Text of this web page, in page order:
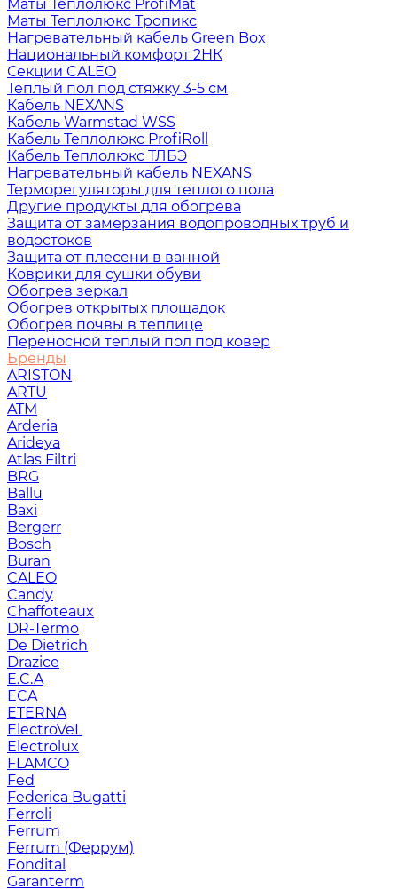
Маты Теплолюкс ProfiMat
Маты Теплолюкс Тропикс
Нагревательный кабель Green Box
Национальный комфорт 2НК
Секции CALEO
Теплый пол под стяжку 3-5 см
Кабель NEXANS
Кабель Warmstad WSS
Кабель Теплолюкс ProfiRoll
Кабель Теплолюкс ТЛБЭ
Нагревательный кабель NEXANS
Терморегуляторы для теплого пола
Другие продукты для обогрева
Защита от замерзания водопроводных труб и
водостоков
Защита от плесени в ванной
Коврики для сушки обуви
Обогрев зеркал
Обогрев открытых площадок
Обогрев почвы в теплице
Переносной теплый пол под ковер
Бренды
ARISTON
ARTU
ATM
Arderia
Arideya
Atlas Filtri
BRG
Ballu
Baxi
Bergerr
Bosch
Buran
CALEO
Candy
Chaffoteaux
DR-Termo
De Dietrich
Drazice
E.C.A
ECA
ETERNA
ElectroVeL
Electrolux
FLAMCO
Fed
Federica Bugatti
Ferroli
Ferrum
Ferrum (Феррум)
Fondital
Garanterm